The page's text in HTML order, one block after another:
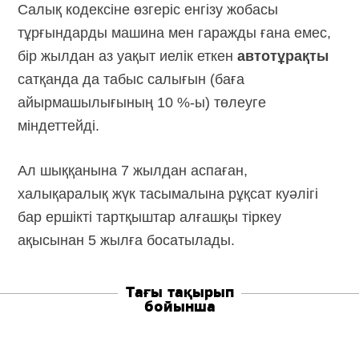
Салық кодексіне өзгеріс енгізу жобасы
тұрғындарды машина мен гаражды ғана емес,
бір жылдан аз уақыт иелік еткенавтотұрақты
сатқанда да табыс салығын (баға
айырмашылығының 10 %-ы) төлеуге
міндеттейді.
Ал шыққанына 7 жылдан аспаған,
халықаралық жүк тасымалына рұқсат куәлігі
бар ершікті тартқыштар алғашқы тіркеу
ақысынан 5 жылға босатылады.
Тағы тақырып
бойынша